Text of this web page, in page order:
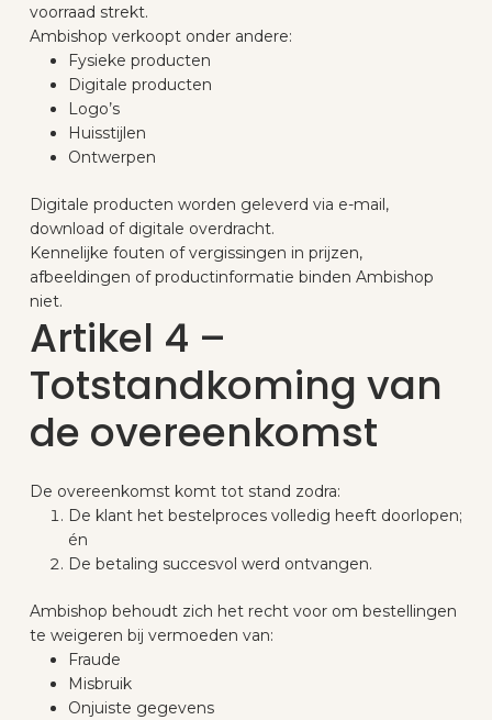
voorraad strekt.
Ambishop verkoopt onder andere:
Fysieke producten
Digitale producten
Logo’s
Huisstijlen
Ontwerpen
Digitale producten worden geleverd via e-mail,
download of digitale overdracht.
Kennelijke fouten of vergissingen in prijzen,
afbeeldingen of productinformatie binden Ambishop
niet.
Artikel 4 –
Totstandkoming van
de overeenkomst
De overeenkomst komt tot stand zodra:
De klant het bestelproces volledig heeft doorlopen;
én
De betaling succesvol werd ontvangen.
Ambishop behoudt zich het recht voor om bestellingen
te weigeren bij vermoeden van:
Fraude
Misbruik
Onjuiste gegevens